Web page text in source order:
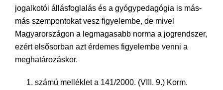
jogalkotói állásfoglalás és a gyógypedagógia is más-
más szempontokat vesz figyelembe, de mivel
Magyarországon a legmagasabb norma a jogrendszer,
ezért elsősorban azt érdemes figyelembe venni a
meghatározáskor.
számú melléklet a 141/2000. (VIII. 9.) Korm.